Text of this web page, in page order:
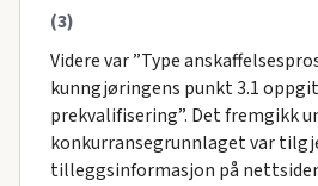
(3)
Videre var ”Type
kunngjøringens punkt 3.1
prekvalifisering”. Det fremgikk
konkurransegrunnlaget var
tilleggsinformasjon på